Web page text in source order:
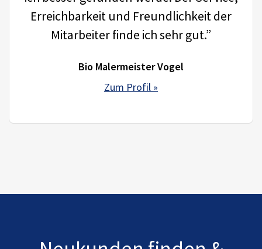
Erreichbarkeit und Freundlichkeit der
Mitarbeiter finde ich sehr gut.”
Bio Malermeister Vogel
Zum Profil »